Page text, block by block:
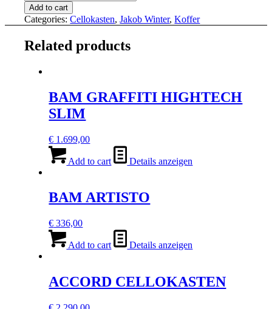
WINTER
EASTMAN
quantity
Add to cart
Categories:Cellokasten,Jakob Winter,Koffer
Related products
BAM GRAFFITI HIGHTECH
SLIM
€ 1.699,00
Add to cart Details anzeigen
BAM ARTISTO
€ 336,00
Add to cart Details anzeigen
ACCORD CELLOKASTEN